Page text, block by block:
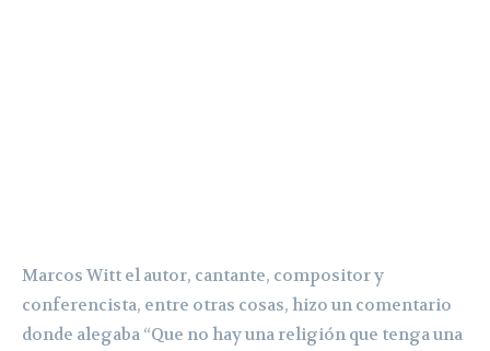
Marcos Witt el autor, cantante, compositor y
conferencista, entre otras cosas, hizo un comentario
donde alegaba “Que no hay una religión que tenga una